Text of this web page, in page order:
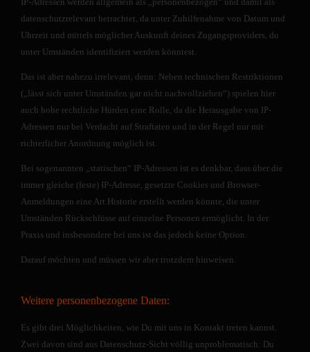
datenschutzrelevant betrachtet, da unter Zuhilfenahme von Datum und
Uhrzeit und mittels möglicher Auskunft deines Zugangsproviders, du
unter Umständen identifiziert werden könntest.
Das ist aber nahezu irrelevant, denn: Neben technischen Restriktionen
(„lässt sich unter Umständen gar nicht nachvollziehen“) spielen hier
auch hohe rechtliche Hürden eine Rolle, da die Herausgabe von IP-
Adressen nur bei Verdacht auf Straftaten und in der Regel nur mit
richterlicher Anordnung möglich ist.
Bei sogenannten „statischen“ IP-Adressen ist es denkbar, dass über die
immer gleiche (feste) IP-Adresse, gesetzte Cookies und Browser-
Anmeldungen eine Art Historie erstellt werden könnte, die unter
Umständen Rückschlüsse auf einzelne Personen ermöglicht. In der
Praxis und insbesondere bei uns ist das jedoch keine Option.
Darauf möchten und müssen wir aber trotzdem hinweisen.
Weitere personenbezogene Daten:
Es gibt drei Möglichkeiten, wie Du mit uns in Kontakt treten kannst.
Zwei davon sind aus Datenschutz-Sicht völlig unproblematisch: Du